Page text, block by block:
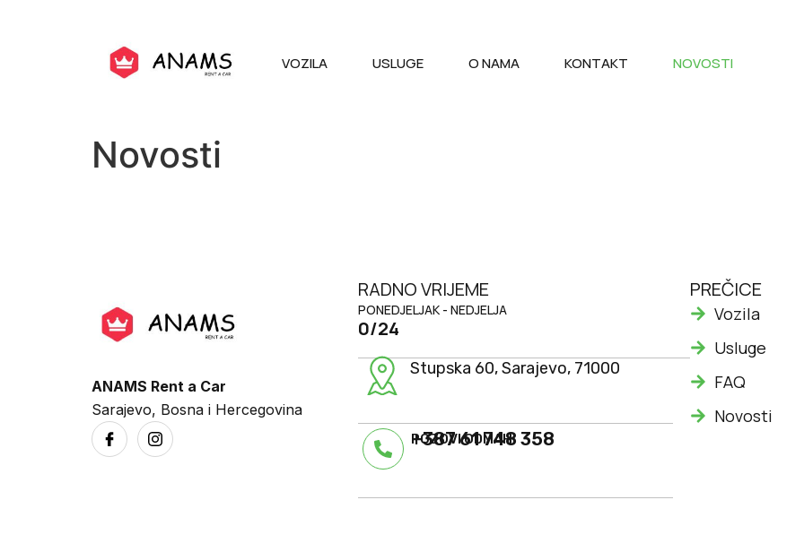
VOZILA USLUGE O NAMA KONTAKT NOVOSTI
Novosti
ANAMS Rent a Car
Sarajevo, Bosna i Hercegovina
RADNO VRIJEME
PONEDJELJAK - NEDJELJA
0/24
Stupska 60, Sarajevo, 71000
POZOVI ODMAH
+387 61 748 358
PREČICE
Vozila
Usluge
FAQ
Novosti